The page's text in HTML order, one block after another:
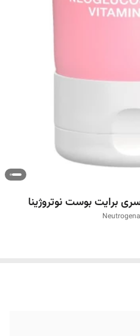
برایت بوست نوتروژینا